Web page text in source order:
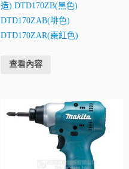
造) DTD170ZB(黑色)
DTD170ZAB(啡色)
DTD170ZAR(棗紅色)
查看內容